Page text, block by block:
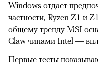
Windows отдает
частности, Ryzen Z1 и
общему тренду MSI
Claw чипами Intel —
Первые тесты